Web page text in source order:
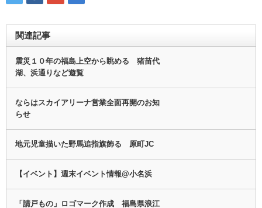
関連記事
震災１０年の福島上空から眺める 猪苗代
湖、浜通りなど遊覧
ならはスカイアリーナ営業全面再開のお知
らせ
地元児童描いた野馬追指旗飾る 原町JC
【イベント】週末イベント情報@小名浜
「請戸もの」ロゴマーク作成 福島県浪江